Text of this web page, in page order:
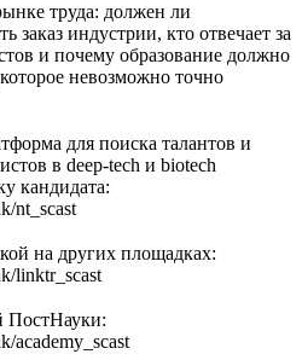
труда: должен ли
заказ индустрии, кто отвечает за
и почему образование должно
невозможно точно
для поиска талантов и
в deep-tech и biotech
кандидата:
nt_scast
на других площадках:
linktr_scast
ПостНауки:
academy_scast